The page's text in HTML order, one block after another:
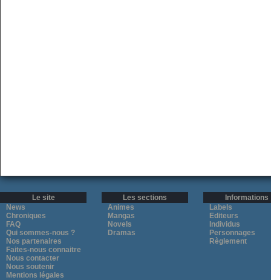
Le site
News
Chroniques
FAQ
Qui sommes-nous ?
Nos partenaires
Faites-nous connaitre
Nous contacter
Nous soutenir
Mentions légales
Les sections
Animes
Mangas
Novels
Dramas
Informations
Labels
Editeurs
Individus
Personnages
Règlement